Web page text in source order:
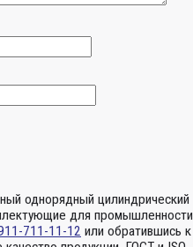
однорядный цилиндрический
для промышленности
711-11-12 или обратившись к